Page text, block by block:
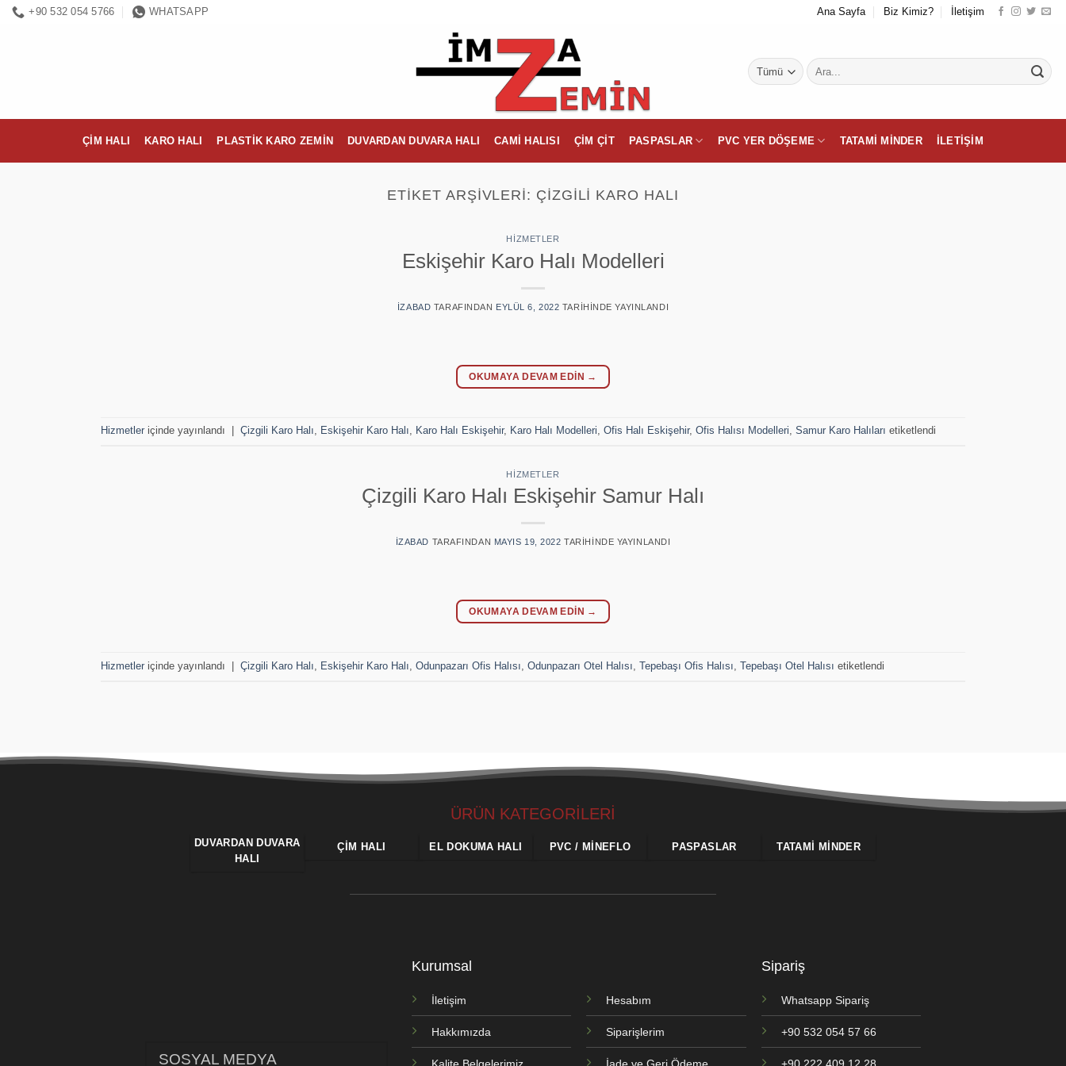
İçeriğe+90 532 054 5766 WHATSAPP Ana Sayfa Biz Kimiz? İletişim
Ara:
ÇIM HALI KARO HALI PLASTIK KARO ZEMIN DUVARDAN DUVARA HALI CAMI HALISI ÇIM ÇIT PASPASLAR PVC YER DÖŞEME TATAMI MINDER İLETIŞIM
ETIKET ARŞIVLERI: ÇIZGILI KARO HALI
HIZMETLER
Eskişehir Karo Halı Modelleri
IZABAD TARAFINDAN EYLÜL 6, 2022 TARIHINDE YAYINLANDI
OKUMAYA DEVAM EDIN →
Hizmetler içinde yayınlandı Çizgili Karo Halı, Eskişehir Karo Halı, Karo Halı Eskişehir, Karo Halı Modelleri, Ofis Halı Eskişehir, Ofis Halısı Modelleri, Samur Karo Halıları etiketlendi
HIZMETLER
Çizgili Karo Halı Eskişehir Samur Halı
IZABAD TARAFINDAN MAYIS 19, 2022 TARIHINDE YAYINLANDI
OKUMAYA DEVAM EDIN →
Hizmetler içinde yayınlandı Çizgili Karo Halı Eskişehir Karo Halı Odunpazarı Ofis Halısı Odunpazarı Otel Halısı Tepebaşı Ofis Halısı Tepebaşı Otel Halısı etiketlendi
ÜRÜN KATEGORİLERİ
DUVARDAN DUVARA
HALI
ÇIM HALI EL DOKUMA HALI PVC / MINEFLO PASPASLAR TATAMI MINDER
SOSYAL MEDYA
Kurumsal
İletişim
Hakkımızda
Hesabım
Siparişlerim
Sipariş
Whatsapp Sipariş
+90 532 054 57 66